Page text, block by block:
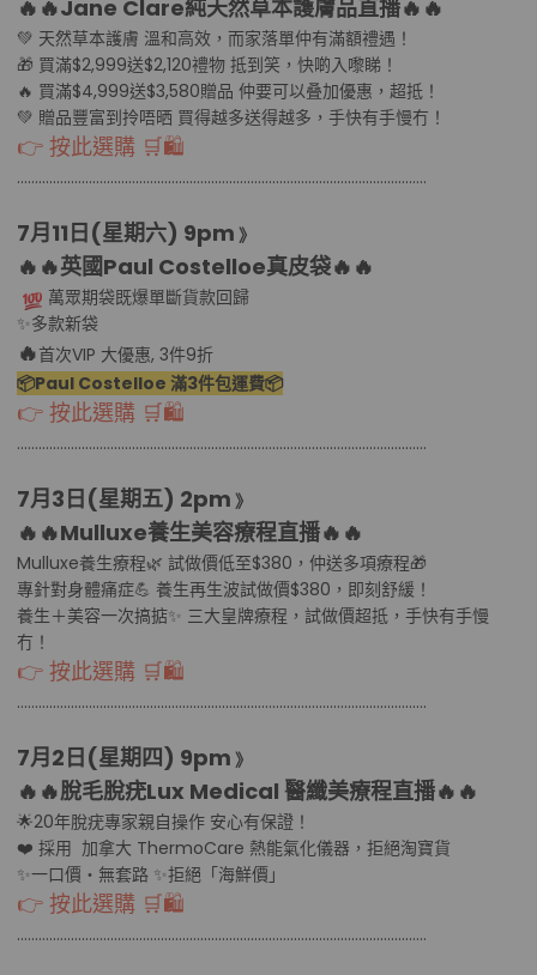
🔥🔥Jane Clare純天然草本護膚品直播🔥🔥
💚 天然草本護膚 溫和高效，而家落單仲有滿額禮遇！
🎁 買滿$2,999送$2,120禮物 抵到笑，快啲入嚟睇！
🔥 買滿$4,999送$3,580贈品 仲要可以叠加優惠，超抵！
💚 贈品豐富到拎唔晒 買得越多送得越多，手快有手慢冇！
👉 按此選購 🛒🛍
………………………………................................………………………………..........
7月11日(星期六) 9pm 》
🔥🔥英國Paul Costelloe真皮袋🔥🔥
萬眾期袋既爆單斷貨款回歸
✨多款新袋
🔥首次VIP 大優惠, 3件9折
📦Paul Costelloe 滿3件包運費📦
👉 按此選購 🛒🛍
………………………………................................………………………………..........
7月3日(星期五) 2pm 》
🔥🔥Mulluxe養生美容療程直播🔥🔥
Mulluxe養生療程🌿 試做價低至$380，仲送多項療程🎁
專針對身體痛症💪 養生再生波試做價$380，即刻舒緩！
養生＋美容一次搞掂✨ 三大皇牌療程，試做價超抵，手快有手慢
冇！
👉 按此選購 🛒🛍
………………………………................................………………………………..........
7月2日(星期四) 9pm 》
🔥🔥脫毛脫疣Lux Medical 醫纖美療程直播🔥🔥
🌟20年脫疣專家親自操作 安心有保證！
❤️ 採用 加拿大 ThermoCare 熱能氣化儀器，拒絕淘寶貨
✨一口價・無套路 ✨拒絕「海鮮價」
👉 按此選購 🛒🛍
………………………………................................………………………………..........